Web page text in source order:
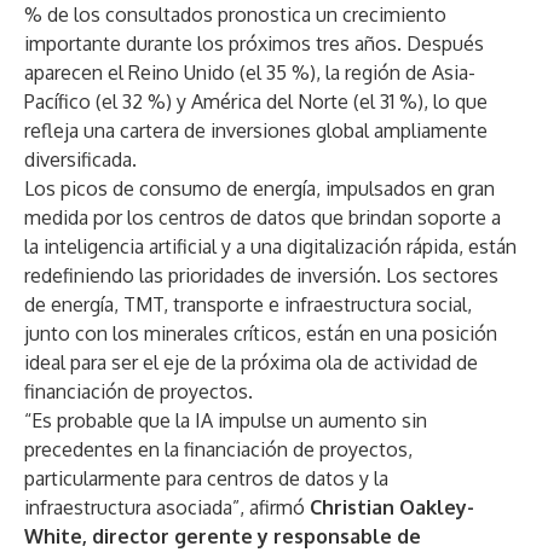
% de los consultados pronostica un crecimiento
importante durante los próximos tres años. Después
aparecen el Reino Unido (el 35 %), la región de Asia-
Pacífico (el 32 %) y América del Norte (el 31 %), lo que
refleja una cartera de inversiones global ampliamente
diversificada.
Los picos de consumo de energía, impulsados en gran
medida por los centros de datos que brindan soporte a
la inteligencia artificial y a una digitalización rápida, están
redefiniendo las prioridades de inversión. Los sectores
de energía, TMT, transporte e infraestructura social,
junto con los minerales críticos, están en una posición
ideal para ser el eje de la próxima ola de actividad de
financiación de proyectos.
“Es probable que la IA impulse un aumento sin
precedentes en la financiación de proyectos,
particularmente para centros de datos y la
infraestructura asociada”, afirmó Christian Oakley-
White, director gerente y responsable de